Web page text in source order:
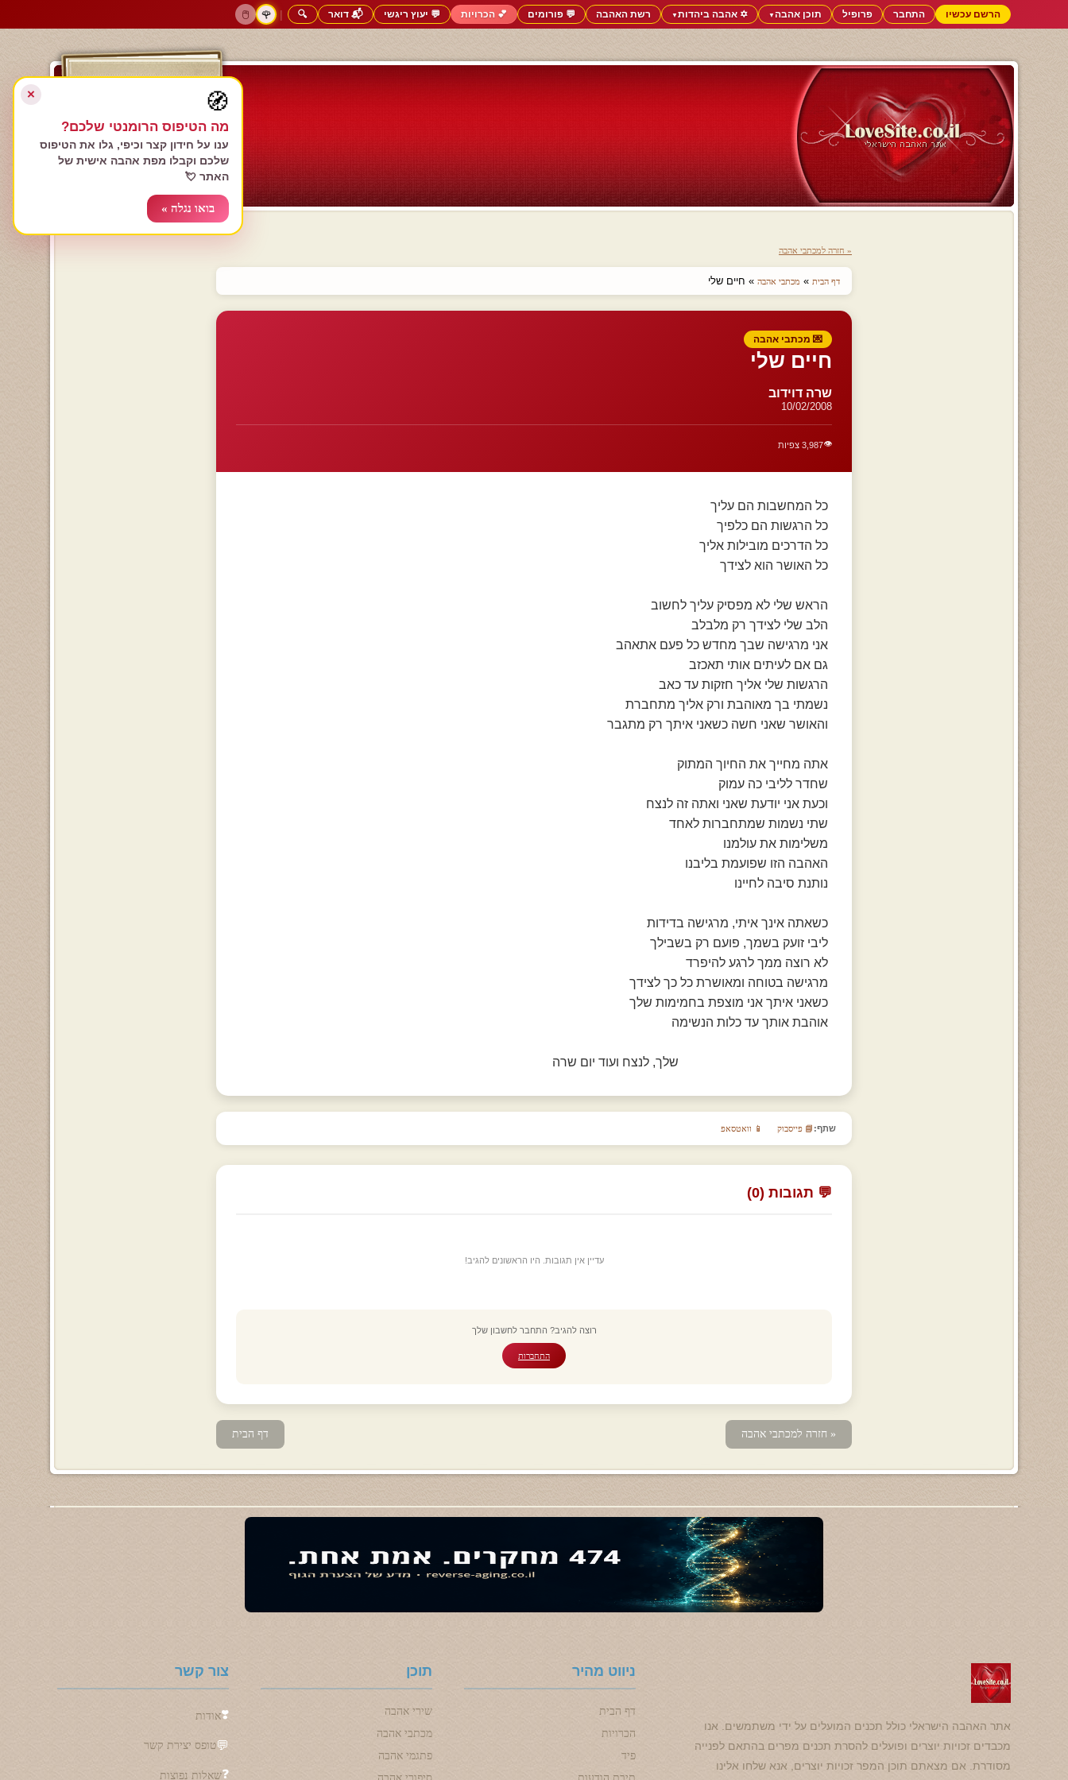
הרשם עכשיו התחבר פרופיל תוכן אהבה▼ ✡️ אהבה ביהדות▼ רשת האהבה 💬 פורומים 💕 הכרויות 💬 יעוץ ריגשי 📬 דואר 🔍
|
🌹
🖱️
הרשם עכשיו
התחבר
« חזרה למכתבי אהבה
דף הבית » מכתבי אהבה » חיים שלי
💌 מכתבי אהבה
חיים שלי
שרה דוידוב
10/02/2008
👁️3,987 צפיות
כל המחשבות הם עליך
כל הרגשות הם כלפיך
כל הדרכים מובילות אליך
כל האושר הוא לצידך
הראש שלי לא מפסיק עליך לחשוב
הלב שלי לצידך רק מלבלב
אני מרגישה שבך מחדש כל פעם אתאהב
גם אם לעיתים אותי תאכזב
הרגשות שלי אליך חזקות עד כאב
נשמתי בך מאוהבת ורק אליך מתחברת
והאושר שאני חשה כשאני איתך רק מתגבר
אתה מחייך את החיוך המתוק
שחדר לליבי כה עמוק
וכעת אני יודעת שאני ואתה זה לנצח
שתי נשמות שמתחברות לאחד
משלימות את עולמנו
האהבה הזו שפועמת בליבנו
נותנת סיבה לחיינו
כשאתה אינך איתי, מרגישה בדידות
ליבי זועק בשמך, פועם רק בשבילך
לא רוצה ממך לרגע להיפרד
מרגישה בטוחה ומאושרת כל כך לצידך
כשאני איתך אני מוצפת בחמימות שלך
אוהבת אותך עד כלות הנשימה
שלך, לנצח ועוד יום שרה
שתף: 📘 פייסבוק 📱 וואטסאפ
💬 תגובות (0)
עדיין אין תגובות. היו הראשונים להגיב!
רוצה להגיב? התחבר לחשבון שלך
התחברות
« חזרה למכתבי אהבה דף הבית
אתר האהבה הישראלי כולל תכנים המועלים על ידי משתמשים. אנו
מכבדים זכויות יוצרים ופועלים להסרת תכנים מפרים בהתאם לפנייה
מסודרת. אם מצאתם תוכן המפר זכויות יוצרים, אנא שלחו אלינו
ניווט מהיר
דף הבית
הכרויות
פיד
תוכן
שירי אהבה
מכתבי אהבה
פתגמי אהבה
צור קשר
❣️אודות
💬טופס יצירת קשר
❓שאלות נפוצות